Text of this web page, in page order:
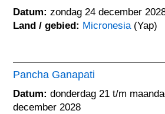
Datum: zondag 24 december
Land / gebied: Micronesia (Yap)
Pancha Ganapati
Datum: donderdag 21 t/m
december 2028